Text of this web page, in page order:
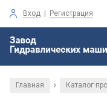
Вход | Регистрация
Главная / Каталог